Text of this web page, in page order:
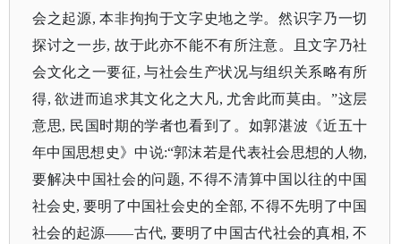
会之起源, 本非拘拘于文字史地之学。然识字乃一切
探讨之一步, 故于此亦不能不有所注意。且文字乃社
会文化之一要征, 与社会生产状况与组织关系略有所
得, 欲进而追求其文化之大凡, 尤舍此而莫由。”这层
意思, 民国时期的学者也看到了。如郭湛波《近五十
年中国思想史》中说:“郭沫若是代表社会思想的人物,
要解决中国社会的问题, 不得不清算中国以往的中国
社会史, 要明了中国社会史的全部, 不得不先明了中国
社会的起源——古代, 要明了中国古代社会的真相, 不